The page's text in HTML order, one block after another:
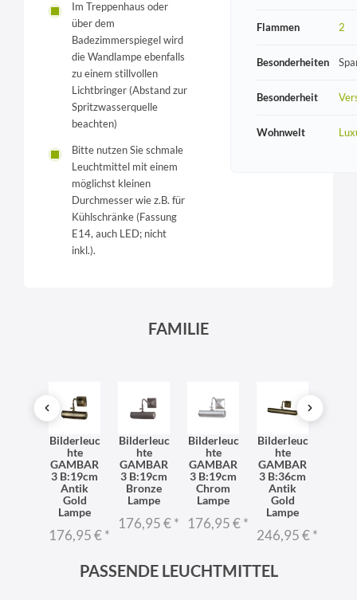
Im Treppenhaus oder
über dem
Badezimmerspiegel wird
die Wandlampe ebenfalls
zu einem stillvollen
Lichtbringer (Abstand zur
Spritzwasserquelle
beachten)
Bitte nutzen Sie schmale
Leuchtmittel mit einem
möglichst kleinen
Durchmesser wie z.B. für
Kühlschränke (Fassung
E14, auch LED; nicht
inkl.).
Flammen 2
Besonderheiten
Besonderheit
Wohnwelt
FAMILIE
Bilderleuc
hte
GAMBAR
3 B:19cm
Antik
Gold
Lampe
176,95 €*
Bilderleuc
hte
GAMBAR
3 B:19cm
Bronze
Lampe
176,95 €*
Bilderleuc
hte
GAMBAR
3 B:19cm
Chrom
Lampe
176,95 €*
Bilderleuc
hte
GAMBAR
3 B:36cm
Antik
Gold
Lampe
246,95 €*
PASSENDE LEUCHTMITTEL